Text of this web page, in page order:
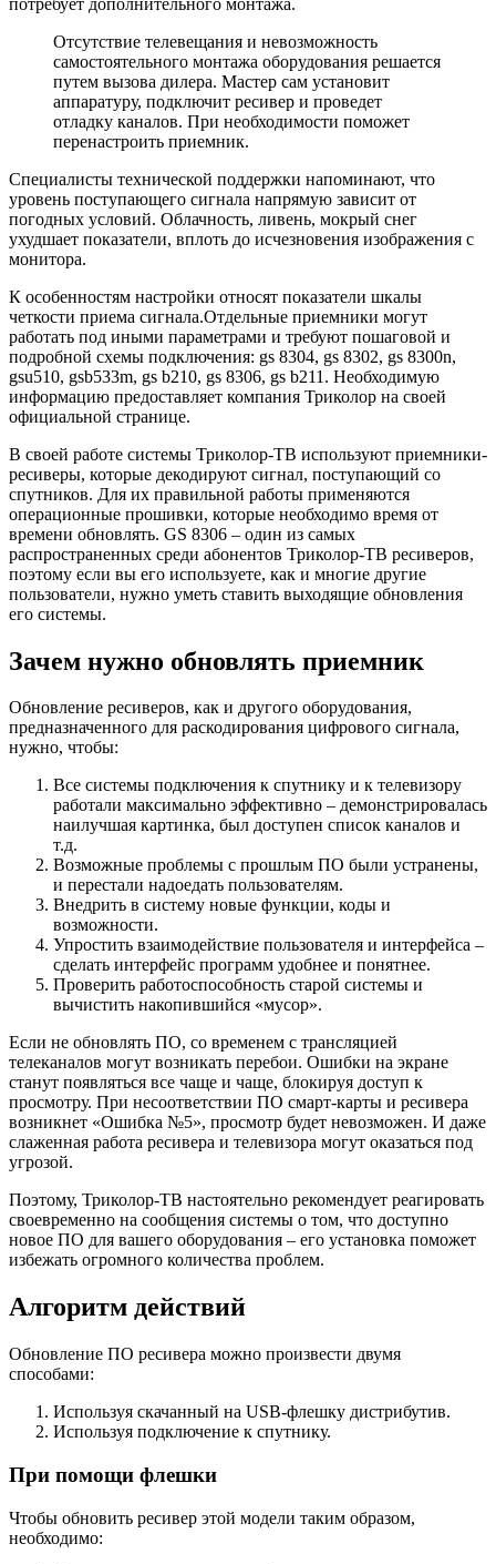
Отсутствие телевещания и невозможность
самостоятельного монтажа оборудования решается
путем вызова дилера. Мастер сам установит
аппаратуру, подключит ресивер и проведет
отладку каналов. При необходимости поможет
перенастроить приемник.
Специалисты технической поддержки напоминают, что
уровень поступающего сигнала напрямую зависит от
погодных условий. Облачность, ливень, мокрый снег
ухудшает показатели, вплоть до исчезновения изображения с
монитора.
К особенностям настройки относят показатели шкалы
четкости приема сигнала.Отдельные приемники могут
работать под иными параметрами и требуют пошаговой и
подробной схемы подключения: gs 8304, gs 8302, gs 8300n,
gsu510, gsb533m, gs b210, gs 8306, gs b211. Необходимую
информацию предоставляет компания Триколор на своей
официальной странице.
В своей работе системы Триколор-ТВ используют приемники-
ресиверы, которые декодируют сигнал, поступающий со
спутников. Для их правильной работы применяются
операционные прошивки, которые необходимо время от
времени обновлять. GS 8306 – один из самых
распространенных среди абонентов Триколор-ТВ ресиверов,
поэтому если вы его используете, как и многие другие
пользователи, нужно уметь ставить выходящие обновления
его системы.
Зачем нужно обновлять приемник
Обновление ресиверов, как и другого оборудования,
предназначенного для раскодирования цифрового сигнала,
нужно, чтобы:
Все системы подключения к спутнику и к телевизору
работали максимально эффективно – демонстрировалась
наилучшая картинка, был доступен список каналов и
т.д.
Возможные проблемы с прошлым ПО были устранены,
и перестали надоедать пользователям.
Внедрить в систему новые функции, коды и
возможности.
Упростить взаимодействие пользователя и интерфейса –
сделать интерфейс программ удобнее и понятнее.
Проверить работоспособность старой системы и
вычистить накопившийся «мусор».
Если не обновлять ПО, со временем с трансляцией
телеканалов могут возникать перебои. Ошибки на экране
станут появляться все чаще и чаще, блокируя доступ к
просмотру. При несоответствии ПО смарт-карты и ресивера
возникнет «Ошибка №5», просмотр будет невозможен. И даже
слаженная работа ресивера и телевизора могут оказаться под
угрозой.
Поэтому, Триколор-ТВ настоятельно рекомендует реагировать
своевременно на сообщения системы о том, что доступно
новое ПО для вашего оборудования – его установка поможет
избежать огромного количества проблем.
Алгоритм действий
Обновление ПО ресивера можно произвести двумя
способами:
Используя скачанный на USB-флешку дистрибутив.
Используя подключение к спутнику.
При помощи флешки
Чтобы обновить ресивер этой модели таким образом,
необходимо: